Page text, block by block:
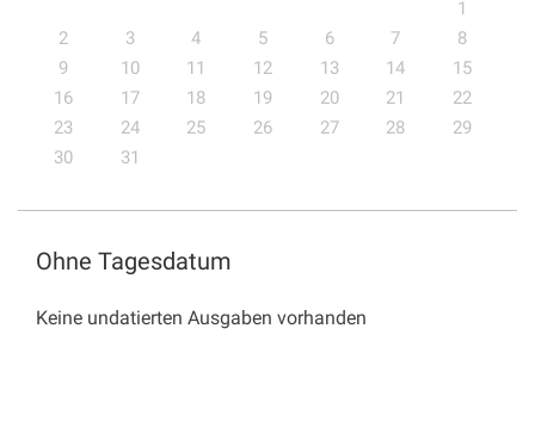
1
2
3 4 5 6 7
8
9
10 11 12 13 14
15
16
17 18 19 20 21
22
23
24 25 26 27 28
29
30
31
Ohne Tagesdatum
Keine undatierten Ausgaben vorhanden